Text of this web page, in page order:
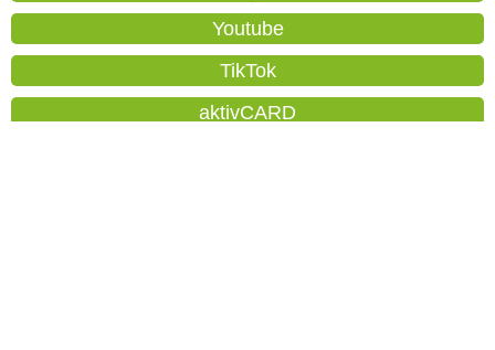
Youtube
TikTok
aktivCARD